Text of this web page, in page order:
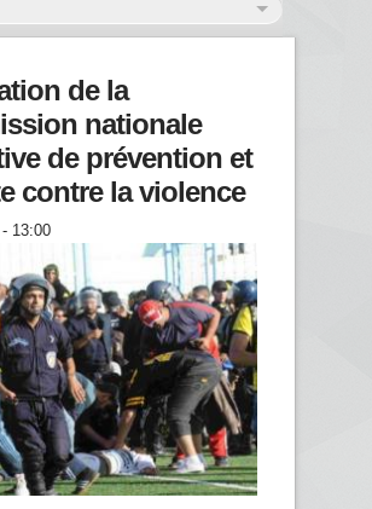
de la
nationale
de prévention et
contre la violence
13:00